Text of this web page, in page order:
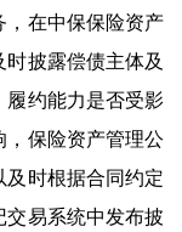
，在中保保险资产
披露偿债主体及
履约能力是否受影
，保险资产管理公
及时根据合同约定
交易系统中发布披